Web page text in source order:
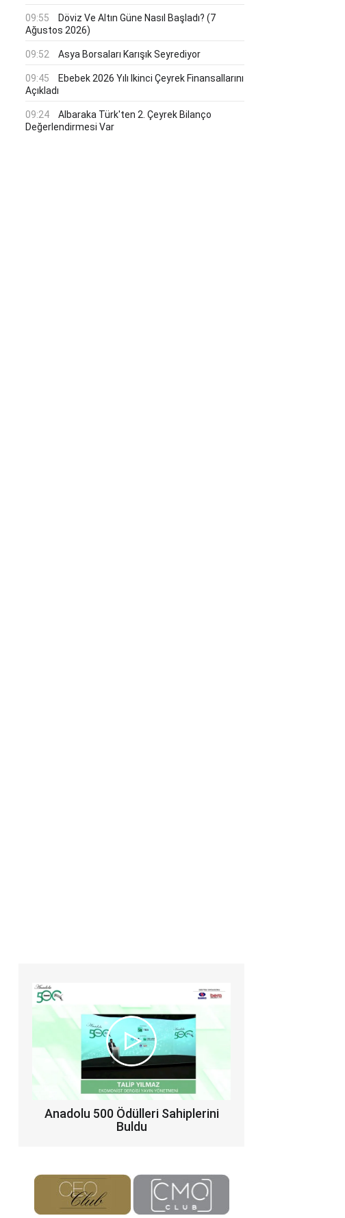
09:55
Döviz Ve Altın Güne Nasıl Başladı? (7
Ağustos 2026)
09:52 Asya Borsaları Karışık Seyrediyor
09:45
Ebebek 2026 Yılı Ikinci Çeyrek Finansallarını
Açıkladı
09:24
Albaraka Türk'ten 2. Çeyrek Bilanço
Değerlendirmesi Var
Anadolu 500 Ödülleri Sahiplerini
Buldu